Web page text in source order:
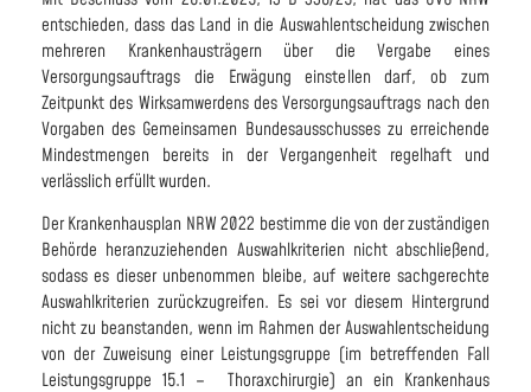
entschieden, dass das Land in die Auswahlentscheidung zwischen
mehreren Krankenhausträgern über die Vergabe eines
Versorgungsauftrags die Erwägung einstellen darf, ob zum
Zeitpunkt des Wirksamwerdens des Versorgungsauftrags nach den
Vorgaben des Gemeinsamen Bundesausschusses zu erreichende
Mindestmengen bereits in der Vergangenheit regelhaft und
verlässlich erfüllt wurden.
Der Krankenhausplan NRW 2022 bestimme die von der zuständigen
Behörde heranzuziehenden Auswahlkriterien nicht abschließend,
sodass es dieser unbenommen bleibe, auf weitere sachgerechte
Auswahlkriterien zurückzugreifen. Es sei vor diesem Hintergrund
nicht zu beanstanden, wenn im Rahmen der Auswahlentscheidung
von der Zuweisung einer Leistungsgruppe (im betreffenden Fall
Leistungsgruppe 15.1 – Thoraxchirurgie) an ein Krankenhaus